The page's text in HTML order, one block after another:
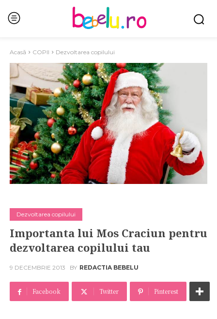
Acasă COPII Dezvoltarea copilului
Dezvoltarea copilului
Importanta lui Mos Craciun pentru
dezvoltarea copilului tau
9 DECEMBRIE 2013 BY REDACTIA BEBELU
Facebook Twitter Pinterest